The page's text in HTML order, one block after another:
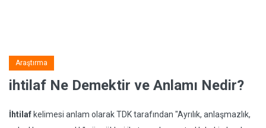
Araştırma
ihtilaf Ne Demektir ve Anlamı Nedir?
İhtilaf kelimesi anlam olarak TDK tarafından "Ayrılık, anlaşmazlık,